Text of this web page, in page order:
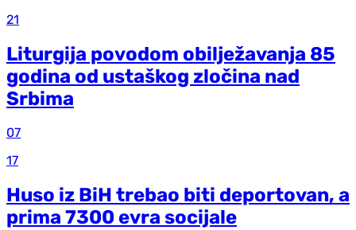
21
Liturgija povodom obilježavanja 85
godina od ustaškog zločina nad
Srbima
07
17
Huso iz BiH trebao biti deportovan, a
prima 7300 evra socijale